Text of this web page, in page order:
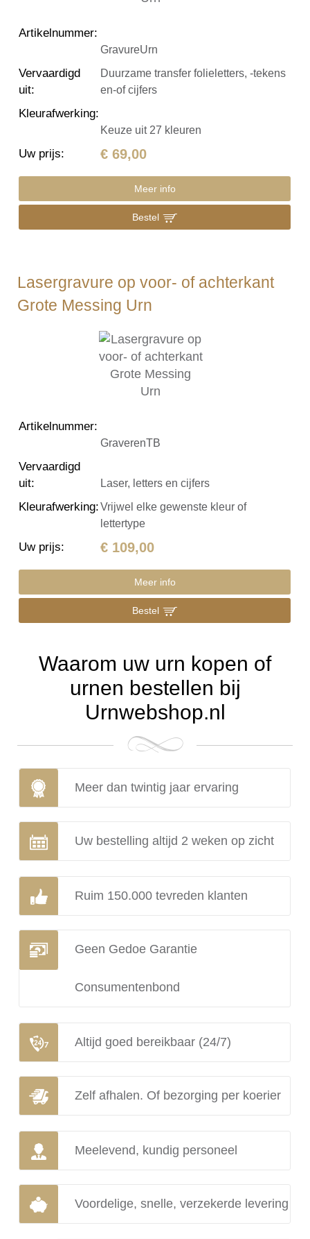
Artikelnummer:
GravureUrn
Vervaardigd
uit:
Duurzame transfer folieletters, -tekens
en-of cijfers
Kleurafwerking:
Keuze uit 27 kleuren
Uw prijs: € 69,00
Meer info
Bestel
Lasergravure op voor- of achterkant
Grote Messing Urn
Artikelnummer:
GraverenTB
Vervaardigd
uit: Laser, letters en cijfers
Kleurafwerking:Vrijwel elke gewenste kleur of
lettertype
Uw prijs: € 109,00
Meer info
Bestel
Waarom uw urn kopen of
urnen bestellen bij
Urnwebshop.nl
Meer dan twintig jaar ervaring
Uw bestelling altijd 2 weken op zicht
Ruim 150.000 tevreden klanten
Geen Gedoe Garantie
Consumentenbond
Altijd goed bereikbaar (24/7)
Zelf afhalen. Of bezorging per koerier
Meelevend, kundig personeel
Voordelige, snelle, verzekerde levering